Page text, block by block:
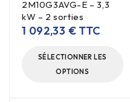
2M10G3AVG-E – 3,3
kW – 2 sorties
1 092,33 € TTC
SÉLECTIONNER LES
OPTIONS